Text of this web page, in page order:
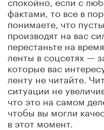
фактами, то все в
понимаете, что
производят на вас
перестаньте на
ленты в соцсетях —
которые вас
ленту не читайте.
ситуации не
что это на самом
чтобы вы могли
в этот момент.